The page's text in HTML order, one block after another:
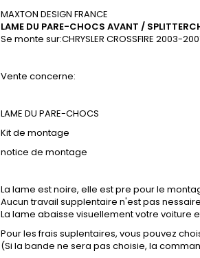
MAXTON DESIGN FRANCE
LAME DU PARE-CHOCS AVANT /
Se monte sur:CHRYSLER CROSSFIRE 2003-
Vente concerne:
LAME DU PARE-CHOCS
Kit de montage
notice de montage
La lame est noire, elle est pre pour le
Aucun travail supplentaire n'est pas
La lame abaisse visuellement votre voiture
Pour les frais suplentaires, vous pouvez
(Si la bande ne sera pas choisie, la